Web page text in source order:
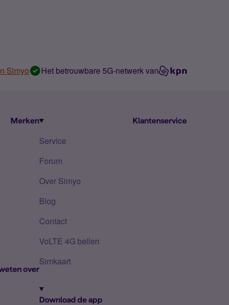
Simyo Het betrouwbare 5G-netwerk van
Merken
over
Klantenservice
Service
Forum
Over Simyo
Blog
Contact
VoLTE 4G bellen
Simkaart
Download de app